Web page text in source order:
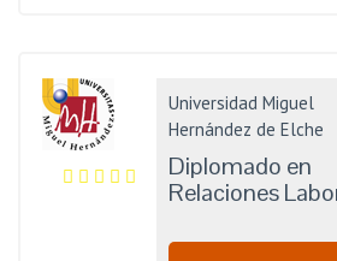
Universidad Miguel
Hernández de Elche
Diplomado en
Relaciones